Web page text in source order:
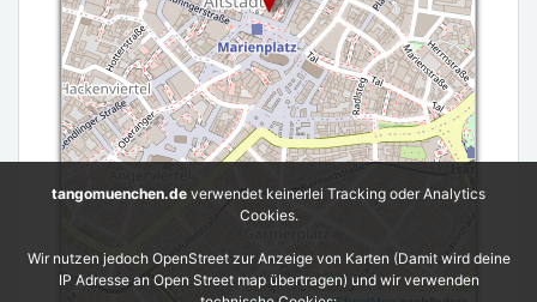
tangomuenchen.de verwendet keinerlei Tracking oder Analytics
Cookies.
Wir nutzen jedoch OpenStreet zur Anzeige von Karten (Damit wird deine
IP Adresse an Open Street map übertragen) und wir verwenden